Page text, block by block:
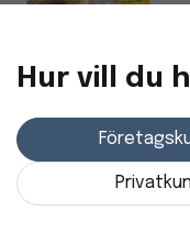
Etikett Avery
Adressetiketter Vit
28x89mm, 260 st/fp
140 kr
Hur vill du